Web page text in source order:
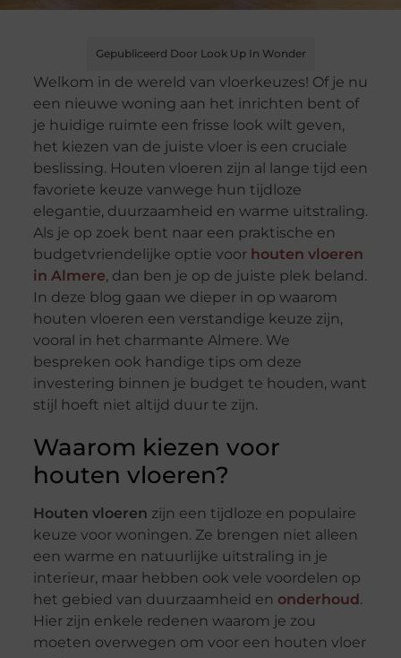
Gepubliceerd Door Look Up In Wonder
Welkom in de wereld van vloerkeuzes! Of je nu
een nieuwe woning aan het inrichten bent of
je huidige ruimte een frisse look wilt geven,
het kiezen van de juiste vloer is een cruciale
beslissing. Houten vloeren zijn al lange tijd een
favoriete keuze vanwege hun tijdloze
elegantie, duurzaamheid en warme uitstraling.
Als je op zoek bent naar een praktische en
budgetvriendelijke optie voor houten vloeren
in Almere, dan ben je op de juiste plek beland.
In deze blog gaan we dieper in op waarom
houten vloeren een verstandige keuze zijn,
vooral in het charmante Almere. We
bespreken ook handige tips om deze
investering binnen je budget te houden, want
stijl hoeft niet altijd duur te zijn.
Waarom kiezen voor
houten vloeren?
Houten vloeren zijn een tijdloze en populaire
keuze voor woningen. Ze brengen niet alleen
een warme en natuurlijke uitstraling in je
interieur, maar hebben ook vele voordelen op
het gebied van duurzaamheid en onderhoud.
Hier zijn enkele redenen waarom je zou
moeten overwegen om voor een houten vloer